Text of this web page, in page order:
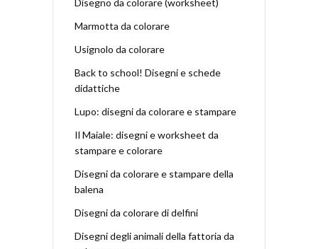
Disegno da colorare (worksheet)
Marmotta da colorare
Usignolo da colorare
Back to school! Disegni e schede
didattiche
Lupo: disegni da colorare e stampare
Il Maiale: disegni e worksheet da
stampare e colorare
Disegni da colorare e stampare della
balena
Disegni da colorare di delfini
Disegni degli animali della fattoria da